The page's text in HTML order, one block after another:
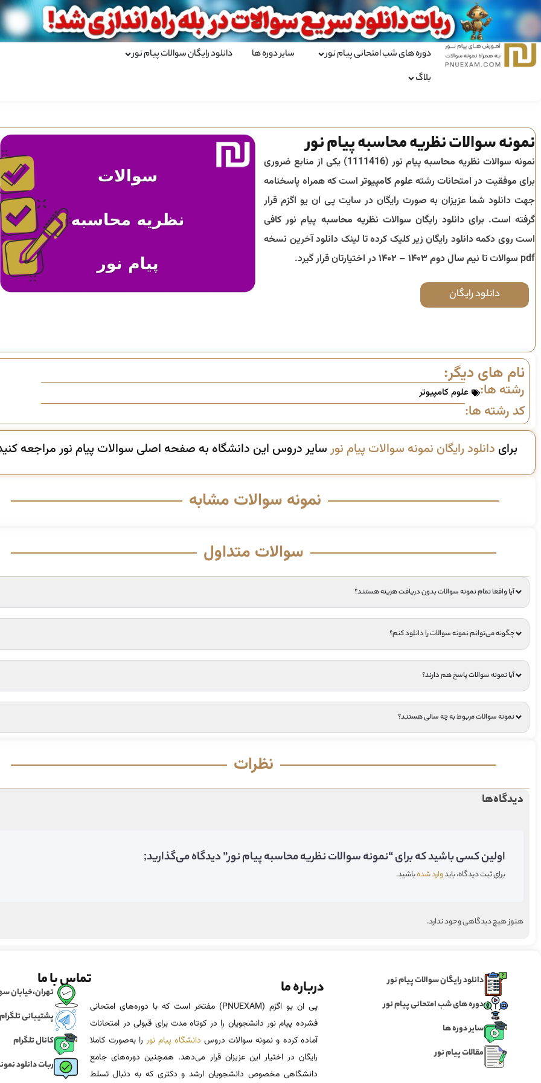
دوره های شب امتحانی پیام نور سایر دوره ها
دانلود رایگان سوالات پیام نور
بلاگ
نمونه سوالات نظریه محاسبه پیام نور
نمونه سوالات نظریه محاسبهپیام نور (1111416) یکی از منابع ضروری
برای موفقیت در امتحانات رشته علوم کامپیوتراست که همراه پاسخنامه
جهت دانلود شما عزیزان به صورت رایگان در سایت پی ان یو اگزم قرار
گرفته است. برای دانلود رایگان سوالات نظریه محاسبه پیام نور کافی
است روی دکمه دانلود رایگان زیر کلیک کرده تا لینک دانلود آخرین نسخه
pdf سوالات تا
نیم سال دوم ۱۴۰۳ – ۱۴۰۲ در اختیارتان قرار گیرد.
دانلود رایگان
نام های دیگر:
رشته ها: علوم کامپیوتر
کد رشته ها:
برای دانلود رایگان نمونه سوالات پیام نورسایر دروس این دانشگاه به صفحه اصلی سوالات پیام نور مراجعه
نمونه سوالات مشابه
سوالات متداول
آیا واقعا تمام نمونه سوالات بدون دریافت هزینه هستند؟
چگونه می‌توانم نمونه سوالات را دانلود کنم؟
آیا نمونه سوالات پاسخ هم دارند؟
نمونه سوالات مربوط به چه سالی هستند؟
نظرات
دیدگاه‌ها
اولین کسی باشید که برای “نمونه سوالات نظریه محاسبه پیام نور” دیدگاه می‌گذارید;
برای ثبت دیدگاه، بایدوارد شدهباشید.
هنوز هیچ دیدگاهی وجود ندارد.
دانلود رایگان سوالات پیام نور
دوره های شب امتحانی پیام نور
سایر دوره ها
مقالات پیام نور
درباره ما
پی ان یو اگزم (PNUEXAM) مفتخر است که با دوره‌های امتحانی
فشرده پیام نور دانشجویان را در کوتاه مدت برای قبولی در امتحانات
آماده‌ کرده و نمونه سوالات دروس دانشگاه پیام نور را به‌صورت کاملا
رایگان در اختیار این عزیزان قرار می‌دهد. همچنین دوره‌های جامع
دانشگاهی مخصوص دانشجویان ارشد و دکتری که به دنبال تسلط
تماس با ما
تهران،خیابان
پشتیبانی تلگرام
کانال تلگرام
ربات دانلود